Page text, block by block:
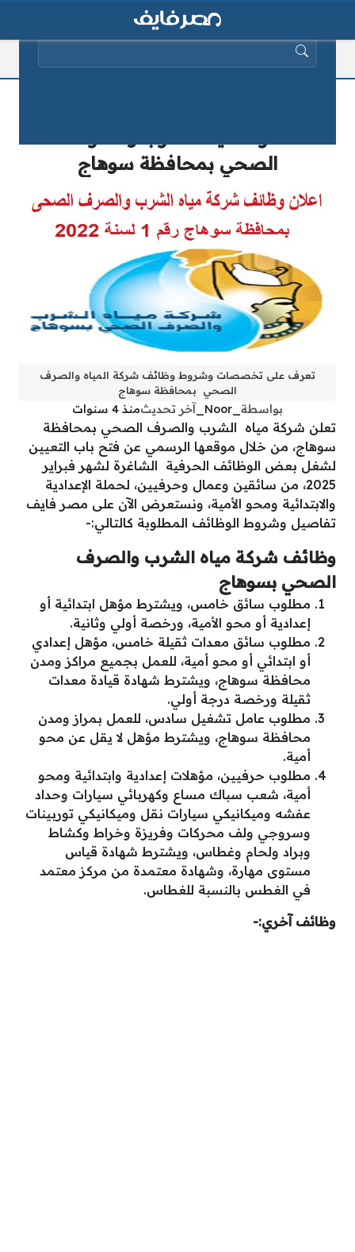
الصحي بمحافظة سوهاج
تعرف على تخصصات وشروط وظائف شركة المياه والصرف
الصحي بمحافظة سوهاج
بواسطة آخر تحديثمنذ 4 سنوات
تعلن شركة مياه الشرب والصرف الصحي بمحافظة
سوهاج، من خلال موقعها الرسمي عن فتح باب التعيين
لشغل بعض الوظائف الحرفية الشاغرة لشهر فبراير
2025، من سائقين وعمال وحرفيين، لحملة الإعدادية
والابتدائية ومحو الأمية، ونستعرض الآن على مصر فايف
تفاصيل وشروط الوظائف المطلوبة كالتالي:-
وظائف شركة مياه الشرب والصرف
الصحي بسوهاج
مطلوب سائق خامس، ويشترط مؤهل ابتدائية أو
إعدادية أو محو الأمية، ورخصة أولي وثانية.
مطلوب سائق معدات ثقيلة خامس، مؤهل إعدادي
أو ابتدائي أو محو أمية، للعمل بجميع مراكز ومدن
محافظة سوهاج، ويشترط شهادة قيادة معدات
ثقيلة ورخصة درجة أولي.
مطلوب عامل تشغيل سادس، للعمل بمراز ومدن
محافظة سوهاج، ويشترط مؤهل لا يقل عن محو
أمية.
مطلوب حرفيين، مؤهلات إعدادية وابتدائية ومحو
أمية، شعب سباك مساع وكهربائي سيارات وحداد
عفشه وميكانيكي سيارات نقل وميكانيكي توربينات
وسروجي ولف محركات وفريزة وخراط وكشاط
وبراد ولحام وغطاس، ويشترط شهادة قياس
مستوى مهارة، وشهادة معتمدة من مركز معتمد
في الغطس بالنسبة للغطاس.
وظائف آخري:-
البحث عن: